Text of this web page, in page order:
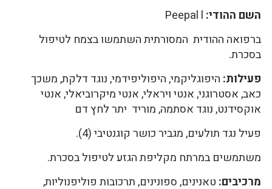
השם ההודי:
ברפואה ההודית המסורתית השתמשו בצמח לטיפול
בסכרת.
פעילות: היפוגליקמי, היפוליפידמי, נוגד דלקת, משכך
כאב, אסטרוגני, אנטי ויראלי, אנטי מיקרוביאלי, אנטי
אוקסידנט, נוגד אסתמה, מוריד יתר לחץ דם
פעיל נגד תולעים, מגביר כושר קוגנטיבי (4).
משתמשים במרתח מקליפת הגזע לטיפול בסכרת.
מרכיבים: טאנינים, ספונינים, תרכובות פוליפנוליות,